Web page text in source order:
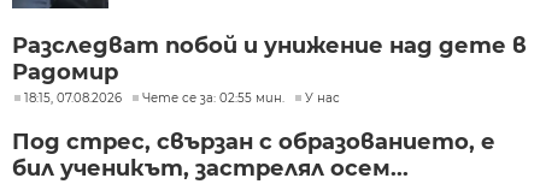
Разследват побой и унижение над дете в
Радомир
18:15, 07.08.2026 Чете се за: 02:55 мин. У нас
Под стрес, свързан с образованието, е
бил ученикът, застрелял осем...